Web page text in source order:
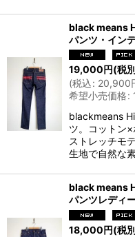
black means
パンツ・イン
19,000円(税
(税込: 20,900
希望小売価格:
blackmeans
ツ。コットン
ストレッチモ
生地で自然な
black means
パンツレディ
18,000円(税